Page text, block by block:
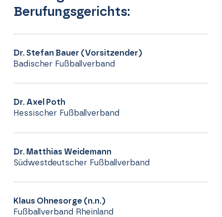
Berufungsgerichts:
Dr. Stefan Bauer (Vorsitzender)
Badischer Fußballverband
Dr. Axel Poth
Hessischer Fußballverband
Dr. Matthias Weidemann
Südwestdeutscher Fußballverband
Klaus Ohnesorge (n.n.)
Fußballverband Rheinland